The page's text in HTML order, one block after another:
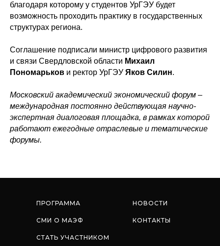
благодаря которому у студентов УрГЭУ будет
возможность проходить практику в государственных
структурах региона.
Соглашение подписали министр цифрового развития
и связи Свердловской области Михаил
Пономарьков и ректор УрГЭУ Яков Силин.
Московский академический экономический форум –
международная постоянно действующая научно-
экспертная диалоговая площадка, в рамках которой
работают ежегодные отраслевые и тематические
форумы.
ПРОГРАММА НОВОСТИ
СМИ О МАЭФ
СТАТЬ УЧАСТНИКОМ
КОНТАКТЫ